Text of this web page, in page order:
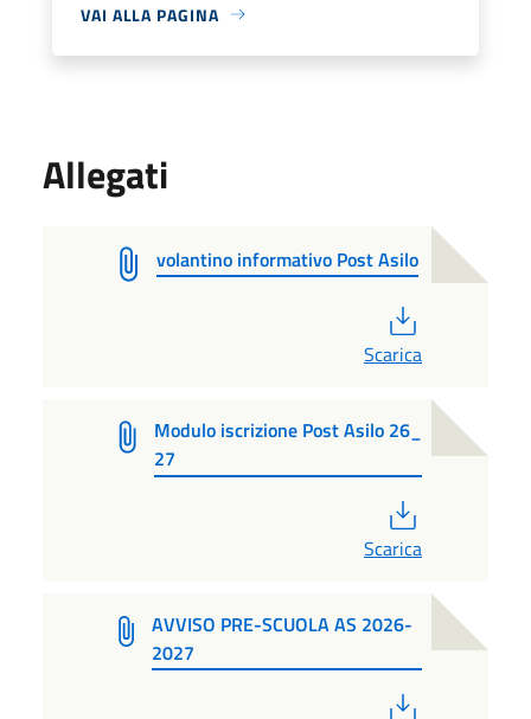
VAI ALLA PAGINA
Allegati
volantino informativo Post Asilo
Scarica
Modulo iscrizione Post Asilo 26_
27
Scarica
AVVISO PRE-SCUOLA AS 2026-
2027